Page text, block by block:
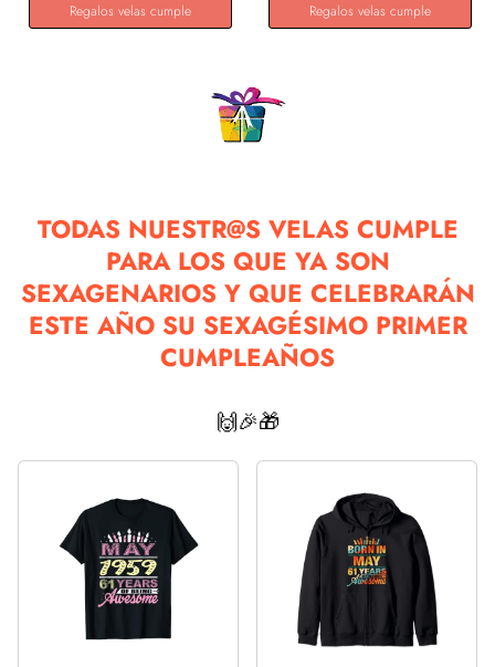
Regalos velas cumple Regalos velas cumple
TODAS NUESTR@S VELAS CUMPLE
PARA LOS QUE YA SON
SEXAGENARIOS Y QUE CELEBRARÁN
ESTE AÑO SU SEXAGÉSIMO PRIMER
CUMPLEAÑOS
🙌🎉🎁